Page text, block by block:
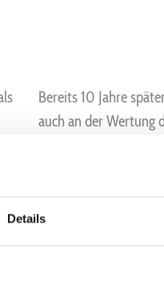
Details
Bereits 10 Jahre
auch an der Wertung
Lankau, immer
setzte. Im Verlauf
"Ernährung und
heute dazu, dass
Ebenso wie das
demnach wird sich